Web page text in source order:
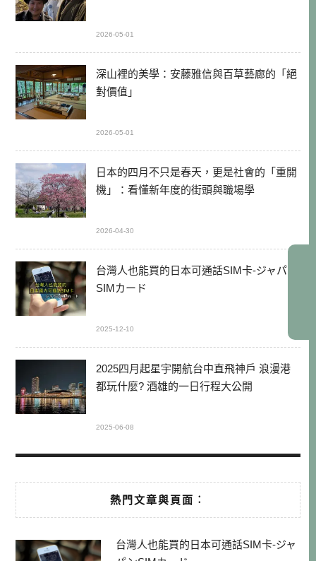
2026-05-01
深山裡的美學：安藤雅信與百草藝廊的「絕
對價值」
2026-05-01
日本的四月不只是春天，更是社會的「重開
機」：看懂新年度的街頭與職場學
2026-04-30
台灣人也能買的日本可通話SIM卡-ジャパン
SIMカード
2025-12-10
2025四月起星宇開航台中直飛神戶 浪漫港
都玩什麼? 酒雄的一日行程大公開
2025-06-08
熱門文章與頁面︰
台灣人也能買的日本可通話SIM卡-ジャ